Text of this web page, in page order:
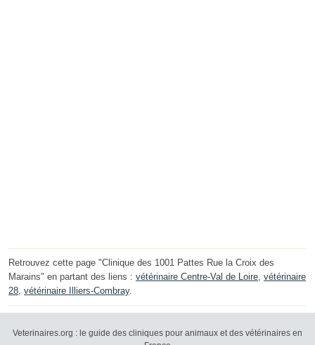
Retrouvez cette page "Clinique des 1001 Pattes Rue la Croix des
Marains" en partant des liens : vétérinaire Centre-Val de Loire, vétérinaire
28, vétérinaire Illiers-Combray.
Veterinaires.org : le guide des cliniques pour animaux et des vétérinaires en